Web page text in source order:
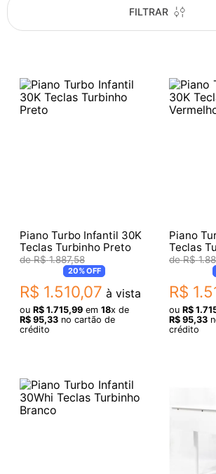
FILTRAR
Piano Turbo Infantil 30K
Teclas Turbinho Preto
R$ 1.887,58
20%OFF
R$ 1.510,07 à vista
ou R$ 1.715,99em 18x de
R$ 95,33no cartão de
crédito
Piano
Teclas
Vermelho
R$ 1.
R$ 1.
ou R$ 1.
R$ 95,33
crédito